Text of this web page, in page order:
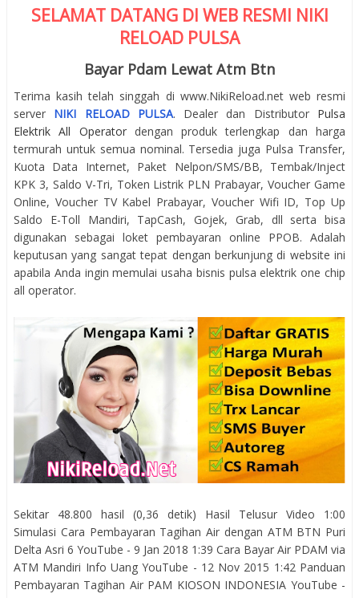
SELAMAT DATANG DI WEB RESMI NIKI
RELOAD PULSA
Bayar Pdam Lewat Atm Btn
Terima kasih telah singgah di www.NikiReload.net web resmi
server NIKI RELOAD PULSA. Dealer dan Distributor Pulsa
Elektrik All Operatordengan produk terlengkap dan harga
termurah untuk semua nominal. Tersedia juga Pulsa Transfer,
Kuota Data Internet, Paket Nelpon/SMS/BB, Tembak/Inject
KPK 3, Saldo V-Tri, Token Listrik PLN Prabayar, Voucher Game
Online, Voucher TV Kabel Prabayar, Voucher Wifi ID, Top Up
Saldo E-Toll Mandiri, TapCash, Gojek, Grab, dll serta bisa
digunakan sebagai loket pembayaran online PPOB. Adalah
keputusan yang sangat tepat dengan berkunjung di website ini
apabila Anda ingin memulai usaha bisnis pulsa elektrik one chip
all operator.
Sekitar 48.800 hasil (0,36 detik) Hasil Telusur Video 1:00
Simulasi Cara Pembayaran Tagihan Air dengan ATM BTN Puri
Delta Asri 6 YouTube - 9 Jan 2018 1:39 Cara Bayar Air PDAM via
ATM Mandiri Info Uang YouTube - 12 Nov 2015 1:42 Panduan
Pembayaran Tagihan Air PAM KIOSON INDONESIA YouTube -